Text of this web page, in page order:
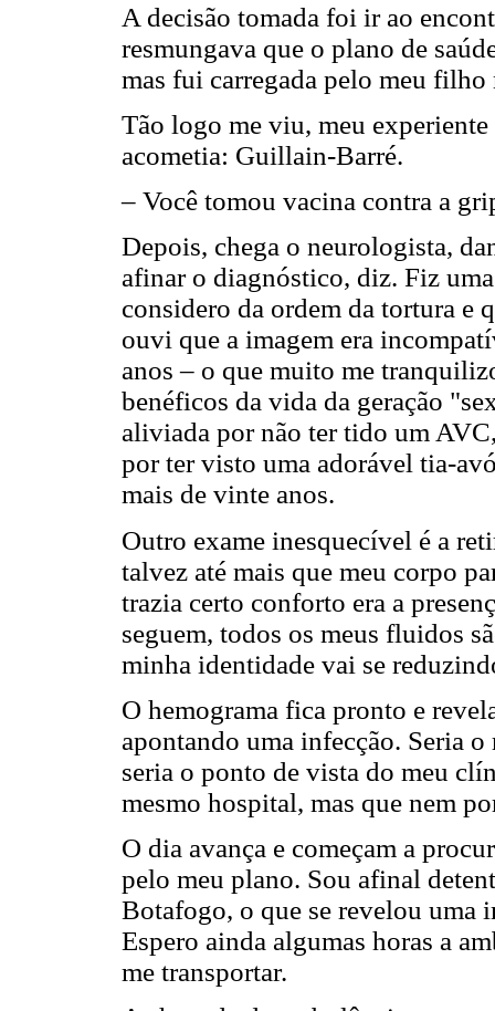
A decisão tomada foi ir ao
resmungava que o plano de
mas fui carregada pelo meu
Tão logo me viu, meu
acometia: Guillain-Barré.
– Você tomou vacina contra a
Depois, chega o neurologista,
afinar o diagnóstico, diz. Fiz
considero da ordem da tortura e
ouvi que a imagem era
anos – o que muito me
benéficos da vida da geração
aliviada por não ter tido um
por ter visto uma adorável tia-
mais de vinte anos.
Outro exame inesquecível é a
talvez até mais que meu corpo
trazia certo conforto era a
seguem, todos os meus fluidos
minha identidade vai se
O hemograma fica pronto e
apontando uma infecção. Seria
seria o ponto de vista do meu
mesmo hospital, mas que nem
O dia avança e começam a
pelo meu plano. Sou afinal
Botafogo, o que se revelou uma
Espero ainda algumas horas a
me transportar.